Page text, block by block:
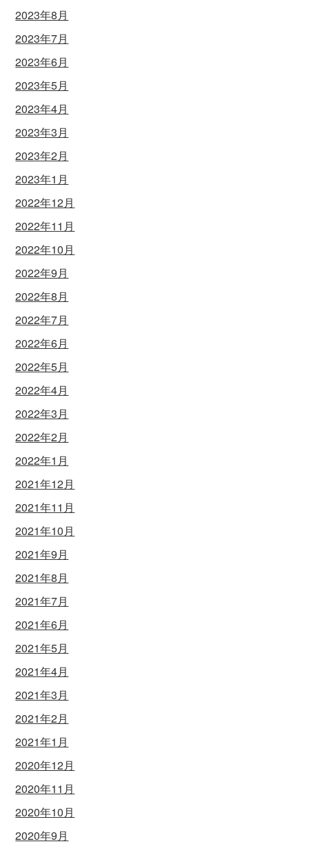
2023年8月
2023年7月
2023年6月
2023年5月
2023年4月
2023年3月
2023年2月
2023年1月
2022年12月
2022年11月
2022年10月
2022年9月
2022年8月
2022年7月
2022年6月
2022年5月
2022年4月
2022年3月
2022年2月
2022年1月
2021年12月
2021年11月
2021年10月
2021年9月
2021年8月
2021年7月
2021年6月
2021年5月
2021年4月
2021年3月
2021年2月
2021年1月
2020年12月
2020年11月
2020年10月
2020年9月